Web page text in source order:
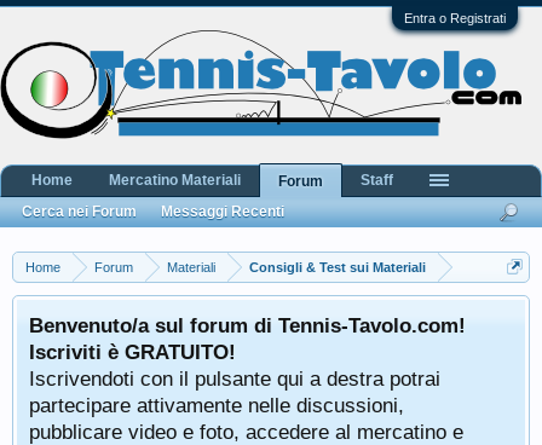
Entra o Registrati
Home Forum Materiali Consigli & Test sui Materiali
Benvenuto/a sul forum di Tennis-Tavolo.com!
Iscriviti è GRATUITO!
Iscrivendoti con il pulsante qui a destra potrai
partecipare attivamente nelle discussioni,
pubblicare video e foto, accedere al mercatino e
Home Mercatino Materiali
Forum
Cerca nei Forum
Messaggi Recenti
Staff